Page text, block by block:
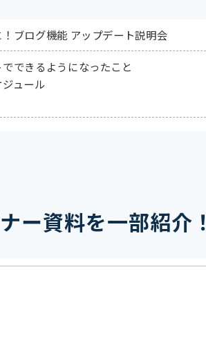
ブログ機能 アップデート説明会
できるようになったこと
ュール
ー資料を一部紹介！